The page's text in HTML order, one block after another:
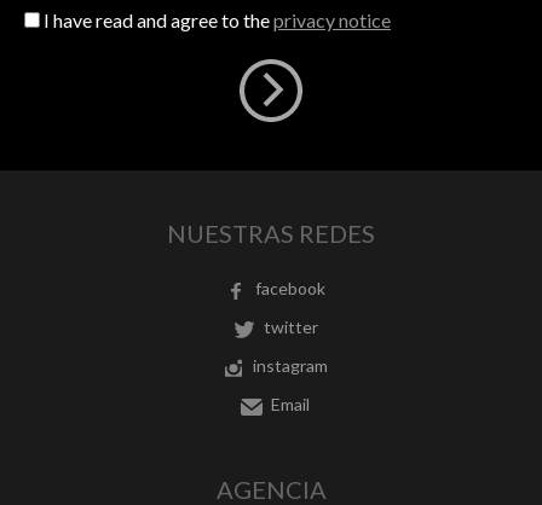
I have read and agree to theprivacy notice
NUESTRAS REDES
facebook
twitter
instagram
Email
AGENCIA